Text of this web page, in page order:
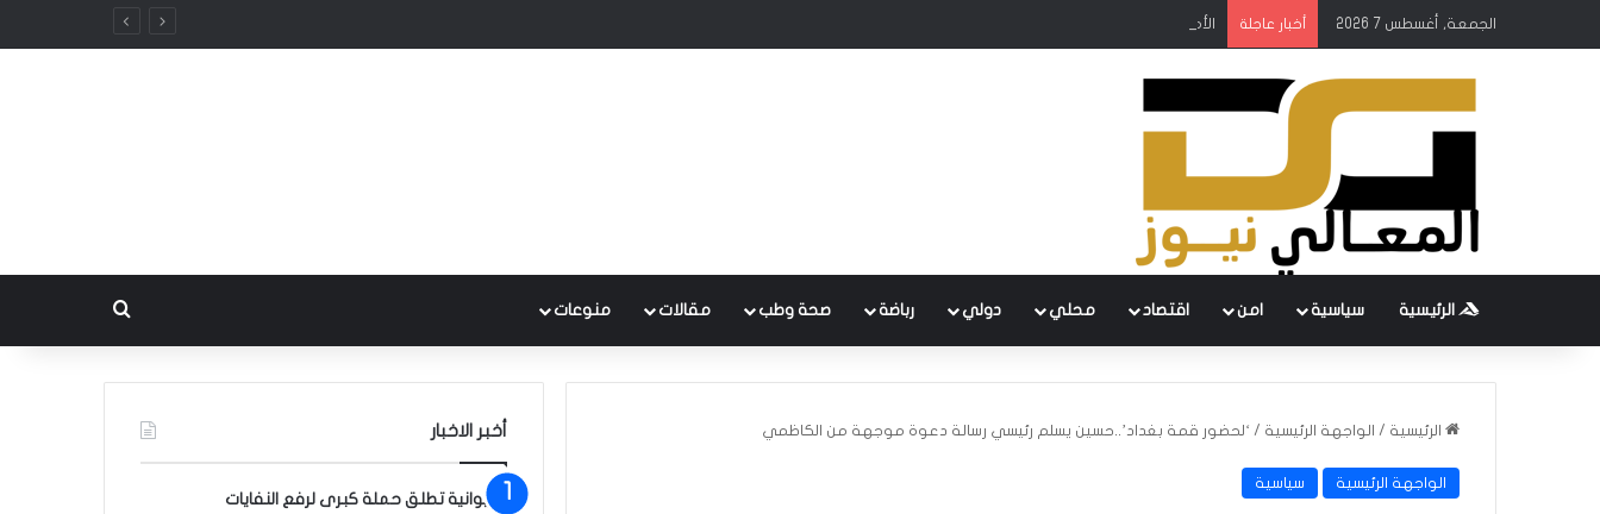
الجمعة, أغسطس 7 2026 أخبار عاجلة الأمين العام لمنظمة بدر يوجه دعوة إلى فصائل المقاومة
الرئيسية سياسية امن اقتصاد محلي دولي رباضة صحة وطب مقالات منوعات
الرئيسية / الواجهة الرئيسية / ‘لحضور قمة بغداد’..حسين يسلم رئيسي رسالة دعوة موجهة من الكاظمي
الواجهة الرئيسية سياسية
أخبر الاخبار
الديوانية تطلق حملة كبرى لرفع النفايات